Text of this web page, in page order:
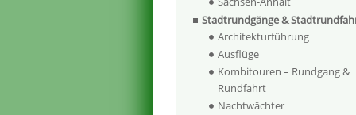
Stadtrundgänge &
Architekturführung
Ausflüge
Kombitouren – Rundgang &
Rundfahrt
Nachtwächter